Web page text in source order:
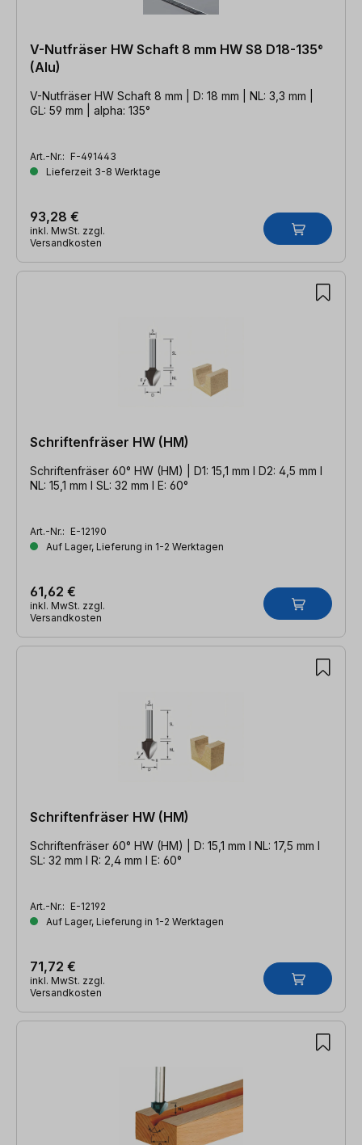
V-Nutfräser HW Schaft 8 mm HW S8 D18-135°
(Alu)
V-Nutfräser HW Schaft 8 mm | D: 18 mm | NL: 3,3 mm |
GL: 59 mm | alpha: 135°
Art.-Nr.: F-491443
Lieferzeit 3-8 Werktage
93,28 €
inkl. MwSt. zzgl.
Versandkosten
Schriftenfräser HW (HM)
Schriftenfräser 60° HW (HM) | D1: 15,1 mm l D2: 4,5 mm l
NL: 15,1 mm l SL: 32 mm l E: 60°
Art.-Nr.: E-12190
Auf Lager, Lieferung in 1-2 Werktagen
61,62 €
inkl. MwSt. zzgl.
Versandkosten
Schriftenfräser HW (HM)
Schriftenfräser 60° HW (HM) | D: 15,1 mm l NL: 17,5 mm l
SL: 32 mm l R: 2,4 mm l E: 60°
Art.-Nr.: E-12192
Auf Lager, Lieferung in 1-2 Werktagen
71,72 €
inkl. MwSt. zzgl.
Versandkosten